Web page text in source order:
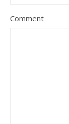
Comment